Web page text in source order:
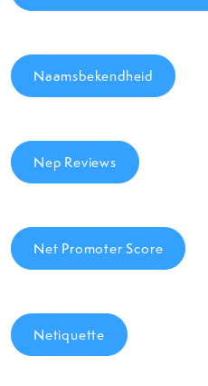
Naamsbekendheid
Nep Reviews
Net Promoter Score
Netiquette